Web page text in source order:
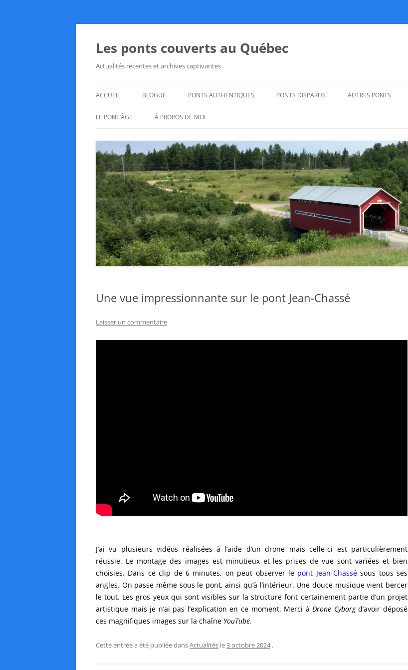
Aller
Les ponts couverts au Québec
Actualités récentes et archives captivantes
ACCUEIL BLOGUE PONTS AUTHENTIQUES PONTS DISPARUS AUTRES PONTS
LE PONT’ÂGE À PROPOS DE MOI
Une vue impressionnante sur le pont Jean-Chassé
Laisser un commentaire
J’ai vu plusieurs vidéos réalisées à l’aide d’un drone mais celle-ci est particulièrement
réussie. Le montage des images est minutieux et les prises de vue sont variées et bien
choisies. Dans ce clip de 6 minutes, on peut observer le pont Jean-Chassésous tous ses
angles. On passe même sous le pont, ainsi qu’à l’intérieur. Une douce musique vient bercer
le tout. Les gros yeux qui sont visibles sur la structure font certainement partie d’un projet
artistique mais je n’ai pas l’explication en ce moment. Merci à Drone Cyborgd’avoir déposé
ces magnifiques images sur la chaîne YouTube.
Cette entrée a été publiée dansActualités le3 octobre 2024 .